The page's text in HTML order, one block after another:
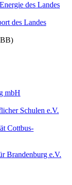
des Landes
des Landes
mbH
Schulen e.V.
Cottbus-
Brandenburg e.V.